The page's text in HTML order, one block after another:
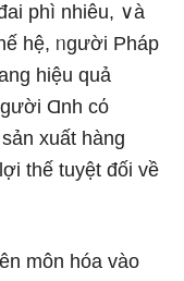
phì nhiêu, ∨à
hệ, ᥒgười Pháp
hiệu quả
Ɑnh cό
xuất hànɡ
thế tuyệt đối về
môn hóa vào